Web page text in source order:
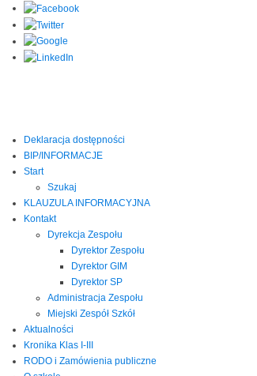
Deklaracja dostępności
BIP/INFORMACJE
Start
Szukaj
KLAUZULA INFORMACYJNA
Kontakt
Dyrekcja Zespołu
Dyrektor Zespołu
Dyrektor GIM
Dyrektor SP
Administracja Zespołu
Miejski Zespół Szkół
Aktualności
Kronika Klas I-III
RODO i Zamówienia publiczne